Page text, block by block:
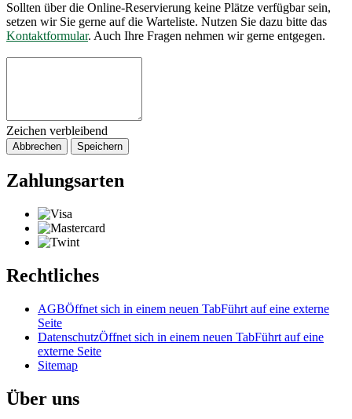
Sollten über die Online-Reservierung keine Plätze verfügbar sein,
setzen wir Sie gerne auf die Warteliste. Nutzen Sie dazu bitte das
Kontaktformular. Auch Ihre Fragen nehmen wir gerne entgegen.
Zeichen verbleibend
Abbrechen Speichern
Zahlungsarten
Rechtliches
AGBÖffnet sich in einem neuen TabFührt auf eine externe
Seite
DatenschutzÖffnet sich in einem neuen TabFührt auf eine
externe Seite
Sitemap
Über uns